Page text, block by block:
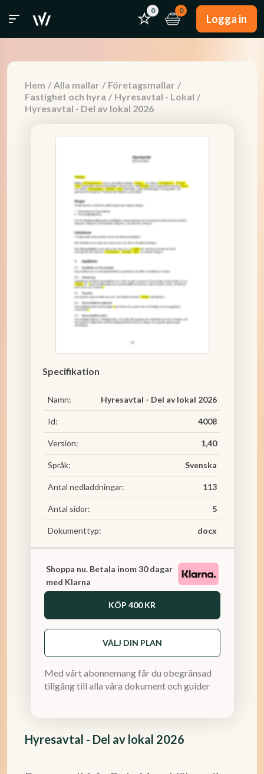
0 0
Logga in
Hem / Alla mallar / Företagsmallar /
Fastighet och hyra / Hyresavtal - Lokal /
Hyresavtal - Del av lokal 2026
Hyresavtal - Del av lokal 2026
Specifikation
Namn: Hyresavtal - Del av lokal 2026
Id: 4008
Version: 1,40
Språk: Svenska
Antal nedladdningar: 113
Antal sidor: 5
Dokumenttyp: docx
Shoppa nu. Betala inom 30 dagar
med Klarna
KÖP 400 KR
VÄLJ DIN PLAN
Med vårt abonnemang får du obegränsad
tillgång till alla våra dokument och guider